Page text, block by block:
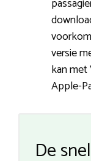
versie
kan met
Apple-
De